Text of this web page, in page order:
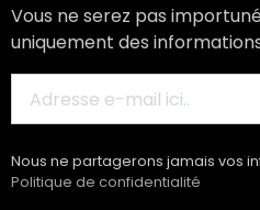
Vous ne serez pas
uniquement des
Nous ne partagerons jamais vos
Politique de confidentialité